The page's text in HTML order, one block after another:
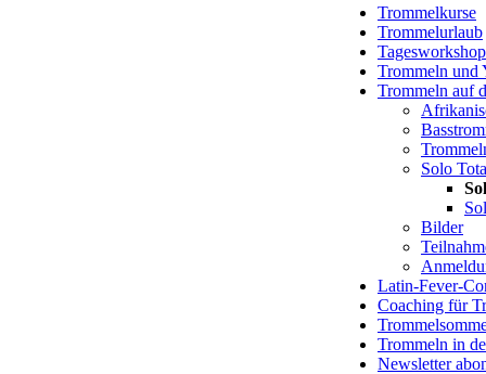
Trommelkurse
Trommelurlaub
Trommeln und
Trommeln auf
Solo
Bilder
Latin-Fever-
Coaching für
Trommeln in
Newsletter